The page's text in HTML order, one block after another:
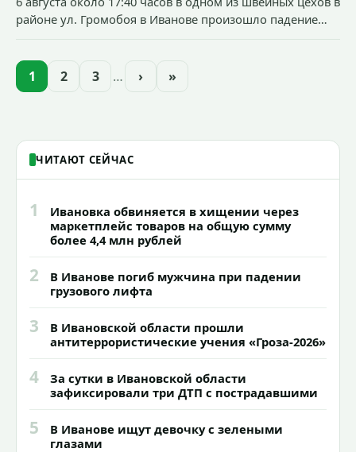
районе ул. Громобоя в Иванове произошло падение
1 2 3 … › »
ЧИТАЮТ СЕЙЧАС
1
Ивановка обвиняется в хищении через
маркетплейс товаров на общую сумму
более 4,4 млн рублей
2
В Иванове погиб мужчина при падении
грузового лифта
3
В Ивановской области прошли
антитеррористические учения «Гроза-2026»
4
За сутки в Ивановской области
зафиксировали три ДТП с пострадавшими
5
В Иванове ищут девочку с зелеными
глазами